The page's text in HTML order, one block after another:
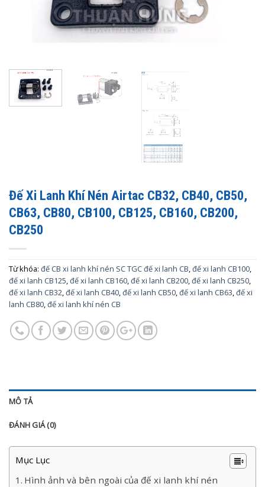
Đế Xi Lanh Khí Nén Airtac CB32, CB40, CB50,
CB63, CB80, CB100, CB125, CB160, CB200,
CB250
Từ khóa: đế CB xi lanh khí nén SC TGC đế xi lanh CB,đế xi lanh CB100,
đế xi lanh CB125,đế xi lanh CB160,đế xi lanh CB200,đế xi lanh CB250,
đế xi lanh CB32,đế xi lanh CB40,đế xi lanh CB50,đế xi lanh CB63,đế xi
lanh CB80,đế xi lanh khí nén CB
MÔ TẢ
ĐÁNH GIÁ (0)
Mục Lục
Hình ảnh và bên ngoài của đế xi lanh khí nén